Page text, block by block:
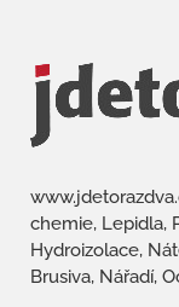
chemie, Lepidla,
Hydroizolace,
Brusiva, Nářadí,